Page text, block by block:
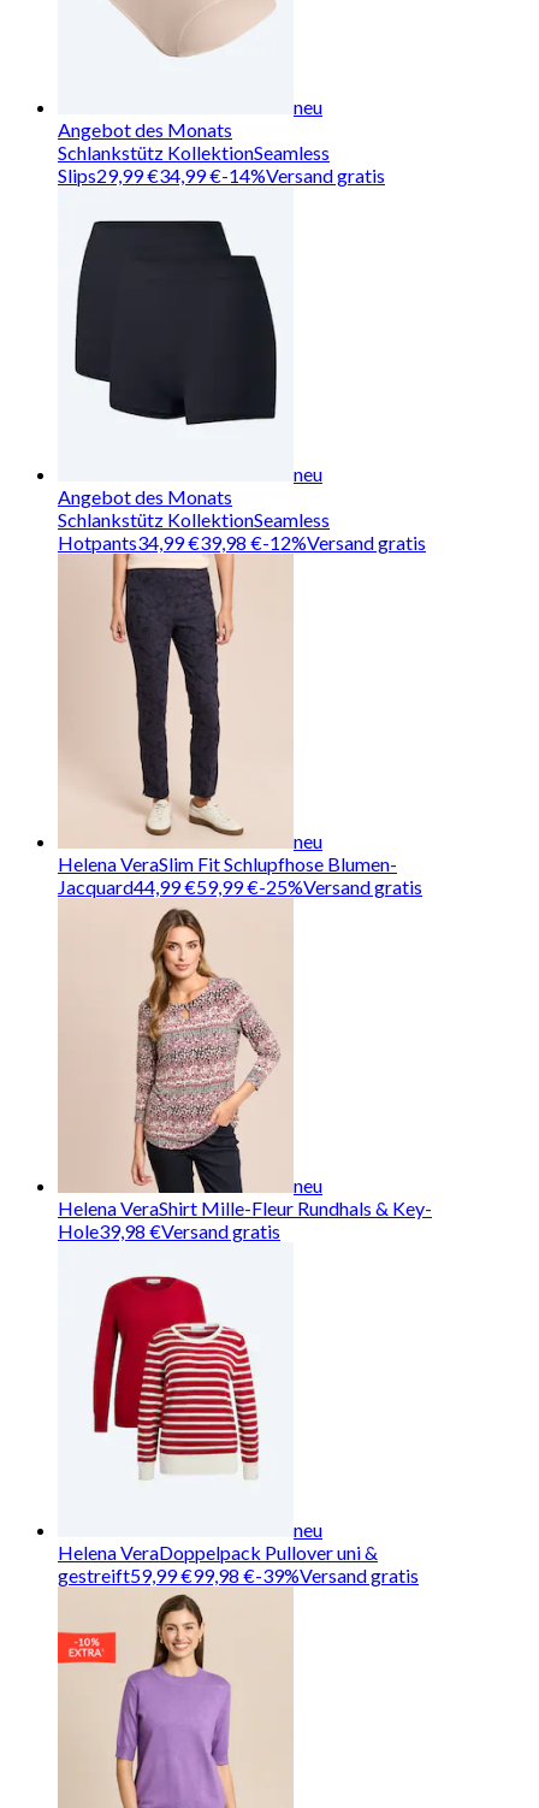
neu
Angebot des Monats
Schlankstütz KollektionSeamless
Slips29,99 €34,99 €-14%Versand gratis
neu
Angebot des Monats
Schlankstütz KollektionSeamless
Hotpants34,99 €39,98 €-12%Versand gratis
neu
Helena VeraSlim Fit Schlupfhose Blumen-
Jacquard44,99 €59,99 €-25%Versand gratis
neu
Helena VeraShirt Mille-Fleur Rundhals & Key-
Hole39,98 €Versand gratis
neu
Helena VeraDoppelpack Pullover uni &
gestreift59,99 €99,98 €-39%Versand gratis